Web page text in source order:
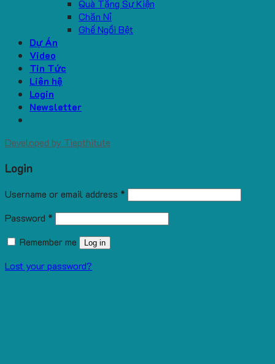
Quà Tặng Sự Kiện
Chăn Nỉ
Ghế Ngồi Bệt
Dự Án
Video
Tin Tức
Liên hệ
Login
Newsletter
Developed by Tiepthitute
Login
Username or email address *
Password *
Remember me
Log in
Lost your password?